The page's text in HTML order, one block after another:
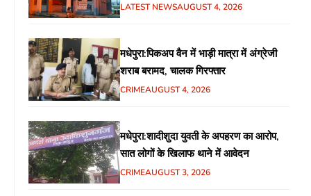
LATEST NEWSAUGUST 4, 2026
मधेपुरा:पिकअप वैन में भाड़ी मात्रा में अंग्रेजी
शराब बरामद, चालक गिरफ्तार
CRIMEAUGUST 4, 2026
मधेपुरा:शादीशुदा युवती के अपहरण का आरोप,
सात लोगों के खिलाफ थाने में आवेदन
CRIMEAUGUST 3, 2026